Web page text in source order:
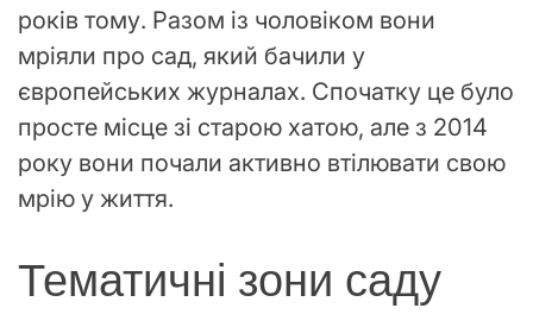
років тому. Разом із чоловіком вони
мріяли про сад, який бачили у
європейських журналах. Спочатку це було
просте місце зі старою хатою, але з 2014
року вони почали активно втілювати свою
мрію у життя.
Тематичні зони саду